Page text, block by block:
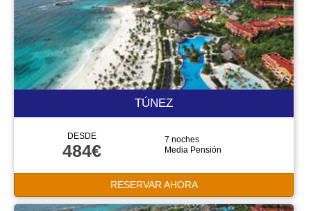
TÚNEZ
DESDE
484€
7 noches
Media Pensión
RESERVAR AHORA